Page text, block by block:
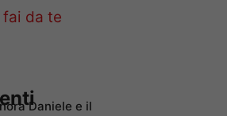
da te
Daniele e il